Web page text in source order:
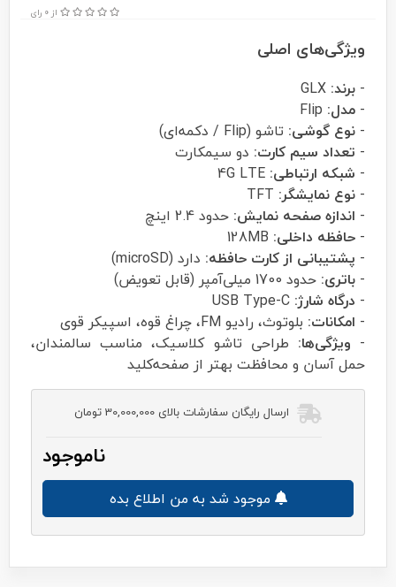
از 0 رای
ویژگی‌های اصلی
- برند:
- مدل:
- نوع گوشی: تاشو (Flip / دکمه‌ای)
- تعداد سیم کارت: دو سیمکارت
- شبکه ارتباطی:
- نوع نمایشگر:
- اندازه صفحه نمایش: حدود 2.4 اینچ
- حافظه داخلی:
- پشتیبانی از کارت حافظه: دارد (microSD)
- باتری: حدود 1700 میلی‌آمپر (قابل تعویض)
- درگاه شارژ:
- امکانات: بلوتوث، رادیو FM، چراغ قوه، اسپیکر قوی
- ویژگی‌ها: طراحی تاشو کلاسیک، مناسب سالمندان،
حمل آسان و محافظت بهتر از صفحه‌کلید
ارسال رایگان سفارشات بالای 30,000,000 تومان
ناموجود